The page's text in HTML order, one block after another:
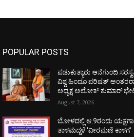
POPULAR POSTS
ಪಡುಕುತ್ಯಾರು ಆನೆಗುಂದಿ
ವಿಶ್ವ ಹಿಂದೂ ಪರಿಷತ್
ಅಧ್ಯಕ್ಷ ಅಲೋಕ್ ಕುಮಾರ್
August 7, 2026
ಬೋಳದಲ್ಲಿ ಆ.9ರಂದು
ತಾಳಮದ್ದಳೆ ‘ವೀರಮಣಿ ಕಾಳಗ’